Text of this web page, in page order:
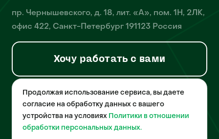
пр. Чернышевского, д. 18, лит. «А», пом. 1Н, 2ЛК,
офис 422, Санкт-Петербург 191123 Россия
Хочу работать с вами
© 2026 Pet-Yes. ООО «Биржа домашних животных «Пет-Ес»
осуществляет деятельность в области информационных
технологий, деятельность по разработке и эксплуатации
собственного программного обеспечения, деятельность
порталов в информационно-коммуникационной сети Интернет и
Продолжая использование сервиса, вы даете
согласие на обработку данных с вашего
устройства на условиях Политики в отношении
обработки персональных данных.